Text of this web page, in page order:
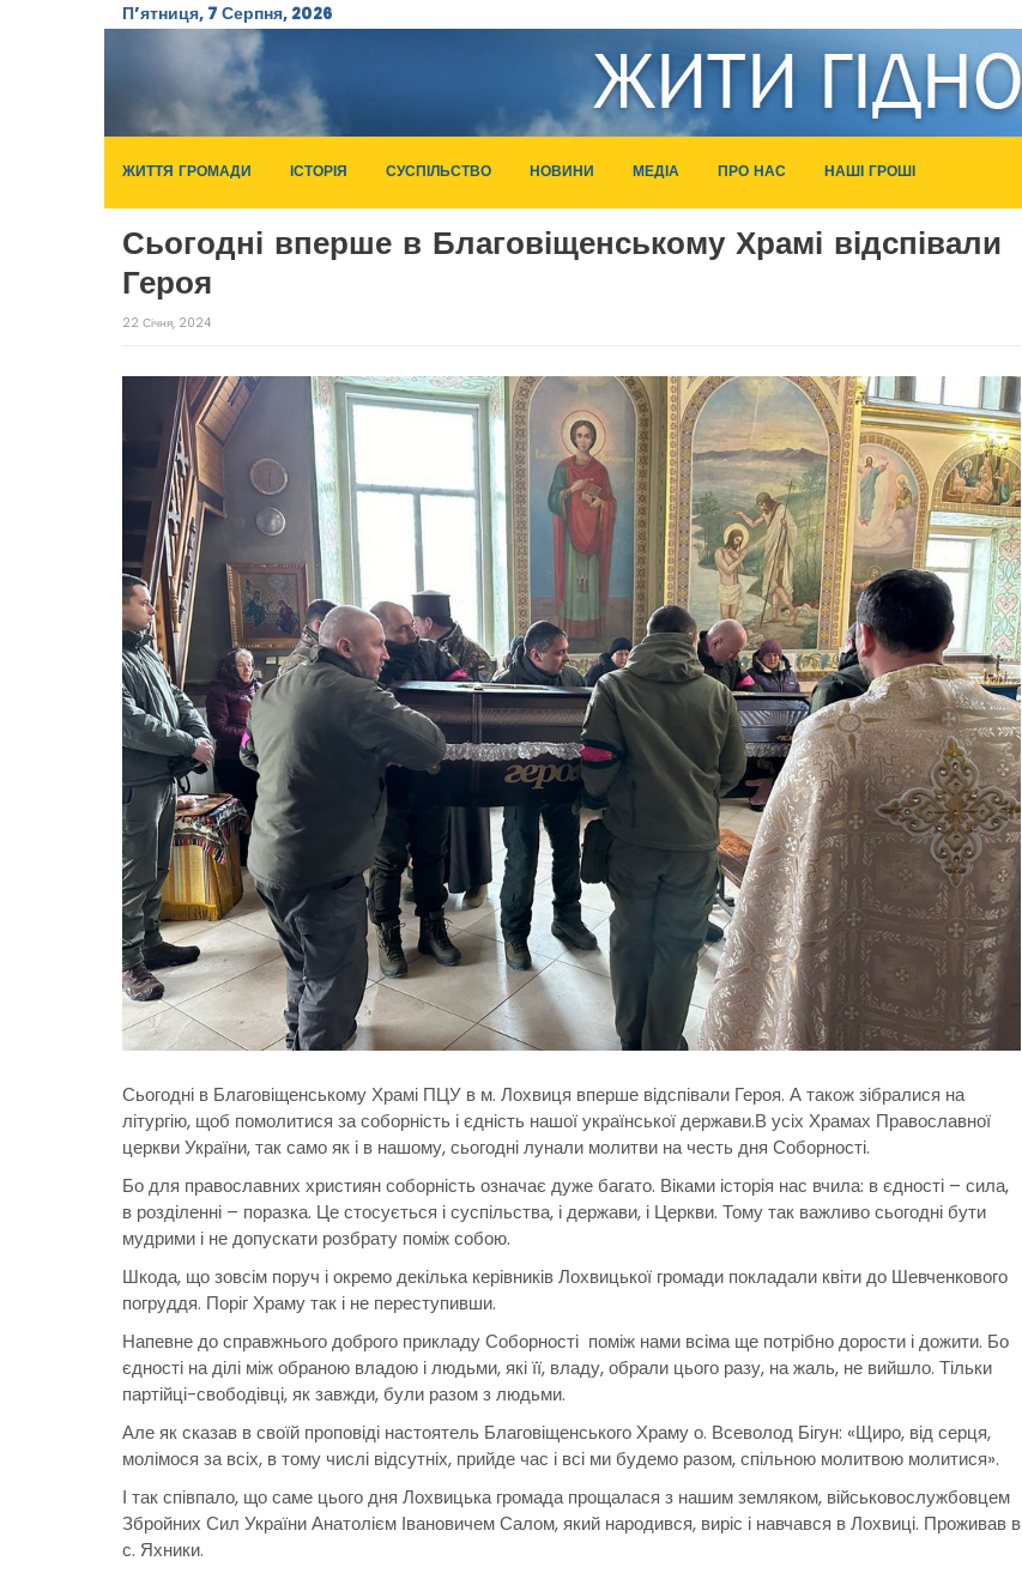
П’ятниця, 7 Серпня, 2026
ЖИТТЯ ГРОМАДИ ІСТОРІЯ СУСПІЛЬСТВО НОВИНИ МЕДІА ПРО НАС НАШІ ГРОШІ
Сьогодні вперше в Благовіщенському Храмі відспівали
Героя
22 Січня, 2024
Сьогодні в Благовіщенському Храмі ПЦУ в м. Лохвиця вперше відспівали Героя. А також зібралися на
літургію, щоб помолитися за соборність і єдність нашої української держави.В усіх Храмах Православної
церкви України, так само як і в нашому, сьогодні лунали молитви на честь дня Соборності.
Бо для православних християн соборність означає дуже багато. Віками історія нас вчила: в єдності – сила,
в розділенні – поразка. Це стосується і суспільства, і держави, і Церкви. Тому так важливо сьогодні бути
мудрими і не допускати розбрату поміж собою.
Шкода, що зовсім поруч і окремо декілька керівників Лохвицької громади покладали квіти до Шевченкового
погруддя. Поріг Храму так і не переступивши.
Напевне до справжнього доброго прикладу Соборності поміж нами всіма ще потрібно дорости і дожити. Бо
єдності на ділі між обраною владою і людьми, які її, владу, обрали цього разу, на жаль, не вийшло. Тільки
партійці-свободівці, як завжди, були разом з людьми.
Але як сказав в своїй проповіді настоятель Благовіщенського Храму о. Всеволод Бігун: «Щиро, від серця,
молімося за всіх, в тому числі відсутніх, прийде час і всі ми будемо разом, спільною молитвою молитися».
І так співпало, що саме цього дня Лохвицька громада прощалася з нашим земляком, військовослужбовцем
Збройних Сил України Анатолієм Івановичем Салом, який народився, виріс і навчався в Лохвиці. Проживав в
с. Яхники.